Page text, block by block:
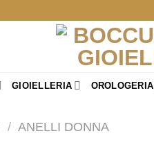
GIOIELLERIA OROLOGERIA
/ ANELLI DONNA